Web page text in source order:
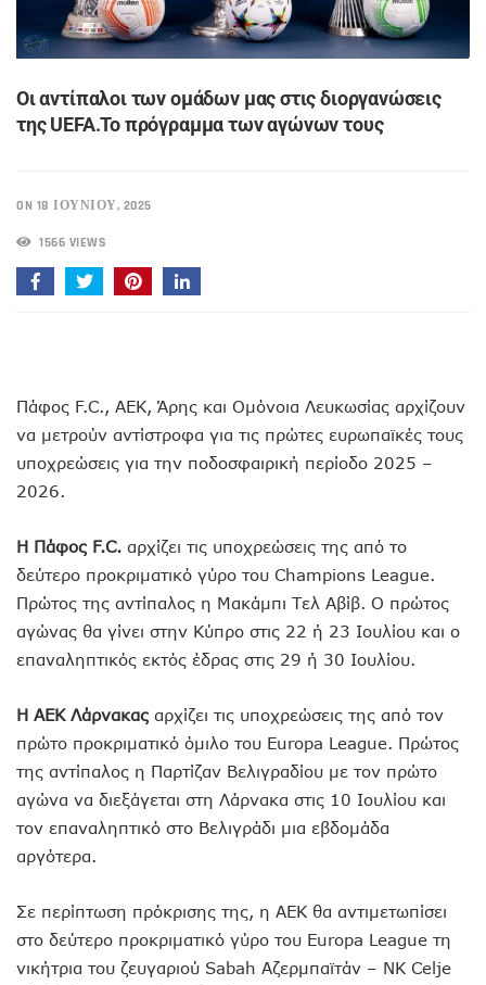
Οι αντίπαλοι των ομάδων μας στις διοργανώσεις
της UEFA.Το πρόγραμμα των αγώνων τους
ON 18 ΙΟΥΝΊΟΥ, 2025
1566 VIEWS
Πάφος F.C., ΑΕΚ, Άρης και Ομόνοια Λευκωσίας αρχίζουν
να μετρούν αντίστροφα για τις πρώτες ευρωπαϊκές τους
υποχρεώσεις για την ποδοσφαιρική περίοδο 2025 –
2026.
Η Πάφος F.C. αρχίζει τις υποχρεώσεις της από το
δεύτερο προκριματικό γύρο του Champions League.
Πρώτος της αντίπαλος η Μακάμπι Τελ Αβίβ. Ο πρώτος
αγώνας θα γίνει στην Κύπρο στις 22 ή 23 Ιουλίου και ο
επαναληπτικός εκτός έδρας στις 29 ή 30 Ιουλίου.
Η ΑΕΚ Λάρνακας αρχίζει τις υποχρεώσεις της από τον
πρώτο προκριματικό όμιλο του Europa League. Πρώτος
της αντίπαλος η Παρτίζαν Βελιγραδίου με τον πρώτο
αγώνα να διεξάγεται στη Λάρνακα στις 10 Ιουλίου και
τον επαναληπτικό στο Βελιγράδι μια εβδομάδα
αργότερα.
Σε περίπτωση πρόκρισης της, η ΑΕΚ θα αντιμετωπίσει
στο δεύτερο προκριματικό γύρο του Europa League τη
νικήτρια του ζευγαριού Sabah Αζερμπαϊτάν – NK Celje